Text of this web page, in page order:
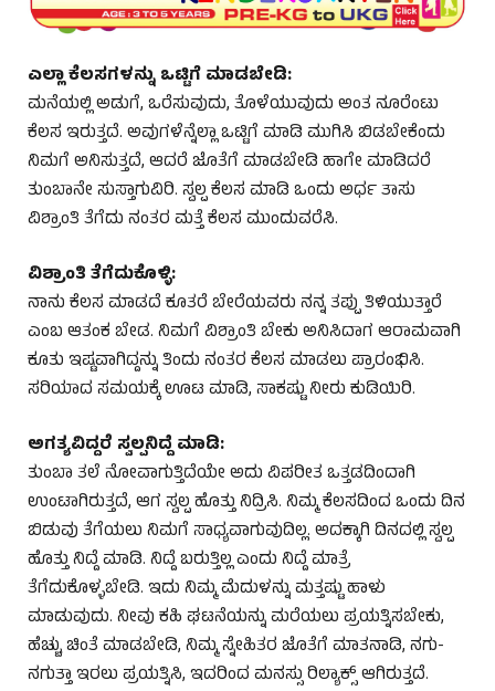
ಎಲ್ಲಾ ಕೆಲಸಗಳನ್ನು ಒಟ್ಟಿಗೆ ಮಾಡಬೇಡಿ:
ಮನೆಯಲ್ಲಿ ಅಡುಗೆ, ಒರೆಸುವುದು, ತೊಳೆಯುವುದು ಅಂತ ನೂರೆಂಟು
ಕೆಲಸ ಇರುತ್ತದೆ. ಅವುಗಳೆನ್ನೆಲ್ಲಾ ಒಟ್ಟಿಗೆ ಮಾಡಿ ಮುಗಿಸಿ ಬಿಡಬೇಕೆಂದು
ನಿಮಗೆ ಅನಿಸುತ್ತದೆ, ಆದರೆ ಜೊತೆಗೆ ಮಾಡಬೇಡಿ ಹಾಗೇ ಮಾಡಿದರೆ
ತುಂಬಾನೇ ಸುಸ್ತಾಗುವಿರಿ. ಸ್ವಲ್ಪ ಕೆಲಸ ಮಾಡಿ ಒಂದು ಅರ್ಧ ತಾಸು
ವಿಶ್ರಾಂತಿ ತೆಗೆದು ನಂತರ ಮತ್ತೆ ಕೆಲಸ ಮುಂದುವರೆಸಿ.
ವಿಶ್ರಾಂತಿ ತೆಗೆದುಕೊಳ್ಳಿ:
ನಾನು ಕೆಲಸ ಮಾಡದೆ ಕೂತರೆ ಬೇರೆಯವರು ನನ್ನ ತಪ್ಪು ತಿಳಿಯುತ್ತಾರೆ
ಎಂಬ ಆತಂಕ ಬೇಡ. ನಿಮಗೆ ವಿಶ್ರಾಂತಿ ಬೇಕು ಅನಿಸಿದಾಗ ಆರಾಮವಾಗಿ
ಕೂತು ಇಷ್ಟವಾಗಿದ್ದನ್ನು ತಿಂದು ನಂತರ ಕೆಲಸ ಮಾಡಲು ಪ್ರಾರಂಭಿಸಿ.
ಸರಿಯಾದ ಸಮಯಕ್ಕೆ ಊಟ ಮಾಡಿ, ಸಾಕಷ್ಟು ನೀರು ಕುಡಿಯಿರಿ.
ಅಗತ್ಯವಿದ್ದರೆ ಸ್ವಲ್ಪನಿದ್ದೆ ಮಾಡಿ:
ತುಂಬಾ ತಲೆ ನೋವಾಗುತ್ತಿದೆಯೇ ಅದು ವಿಪರೀತ ಒತ್ತಡದಿಂದಾಗಿ
ಉಂಟಾಗಿರುತ್ತದೆ, ಆಗ ಸ್ವಲ್ಪ ಹೊತ್ತು ನಿದ್ರಿಸಿ. ನಿಮ್ಮ ಕೆಲಸದಿಂದ ಒಂದು ದಿನ
ಬಿಡುವು ತೆಗೆಯಲು ನಿಮಗೆ ಸಾಧ್ಯವಾಗುವುದಿಲ್ಲ. ಅದಕ್ಕಾಗಿ ದಿನದಲ್ಲಿ ಸ್ವಲ್ಪ
ಹೊತ್ತು ನಿದ್ದೆ ಮಾಡಿ. ನಿದ್ದೆ ಬರುತ್ತಿಲ್ಲ ಎಂದು ನಿದ್ದೆ ಮಾತ್ರೆ
ತೆಗೆದುಕೊಳ್ಳಬೇಡಿ. ಇದು ನಿಮ್ಮ ಮೆದುಳನ್ನು ಮತ್ತಷ್ಟು ಹಾಳು
ಮಾಡುವುದು. ನೀವು ಕಹಿ ಘಟನೆಯನ್ನು ಮರೆಯಲು ಪ್ರಯತ್ನಿಸಬೇಕು,
ಹೆಚ್ಚು ಚಿಂತೆ ಮಾಡಬೇಡಿ, ನಿಮ್ಮ ಸ್ನೇಹಿತರ ಜೊತೆಗೆ ಮಾತನಾಡಿ, ನಗು-
ನಗುತ್ತಾ ಇರಲು ಪ್ರಯತ್ನಿಸಿ, ಇದರಿಂದ ಮನಸ್ಸು ರಿಲ್ಯಾಕ್ಸ್ ಆಗಿರುತ್ತದೆ.